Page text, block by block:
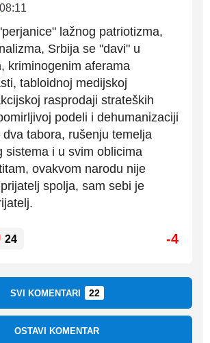
08:11
lažnog patriotizma,
Srbija se "davi" u
kriminogenim aferama
tabloidnoj medijskoj
rasprodaji strateških
podeli i dehumanizaciji
tabora, rušenju temelja
sistema i u svim oblicima
ovakvom narodu nije
spolja, sam sebi je
24 -4
SVI KOMENTARI 22
OSTAVI KOMENTAR